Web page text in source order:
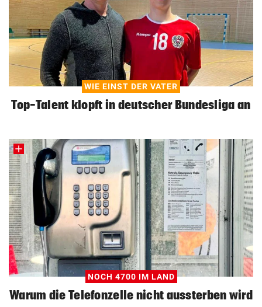
WIE EINST DER VATER
Top-Talent klopft in deutscher Bundesliga an
NOCH 4700 IM LAND
Warum die Telefonzelle nicht aussterben wird